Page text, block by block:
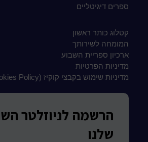
ספרים דיגיטליים
קטלוג כותר ראשון
המומחה לשירותך
ארכיון ספריית השבוע
מדיניות הפרטיות
מדיניות שימוש בקבצי קוקיז (Cookies Policy)